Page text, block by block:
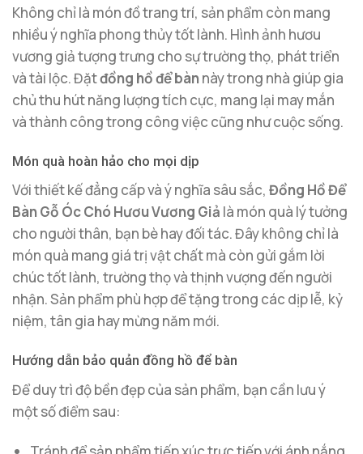
Không chỉ là món đồ trang trí, sản phẩm còn mang
nhiều ý nghĩa phong thủy tốt lành. Hình ảnh hươu
vương giả tượng trưng cho sự trường thọ, phát triển
và tài lộc. Đặtđồng hồ để bànnày trong nhà giúp gia
chủ thu hút năng lượng tích cực, mang lại may mắn
và thành công trong công việc cũng như cuộc sống.
Món quà hoàn hảo cho mọi dịp
Với thiết kế đẳng cấp và ý nghĩa sâu sắc, Đồng Hồ Để
Bàn Gỗ Óc Chó Hươu Vương Giả là món quà lý tưởng
cho người thân, bạn bè hay đối tác. Đây không chỉ là
món quà mang giá trị vật chất mà còn gửi gắm lời
chúc tốt lành, trường thọ và thịnh vượng đến người
nhận. Sản phẩm phù hợp để tặng trong các dịp lễ, kỷ
niệm, tân gia hay mừng năm mới.
Hướng dẫn bảo quản đồng hồ để bàn
Để duy trì độ bền đẹp của sản phẩm, bạn cần lưu ý
một số điểm sau: